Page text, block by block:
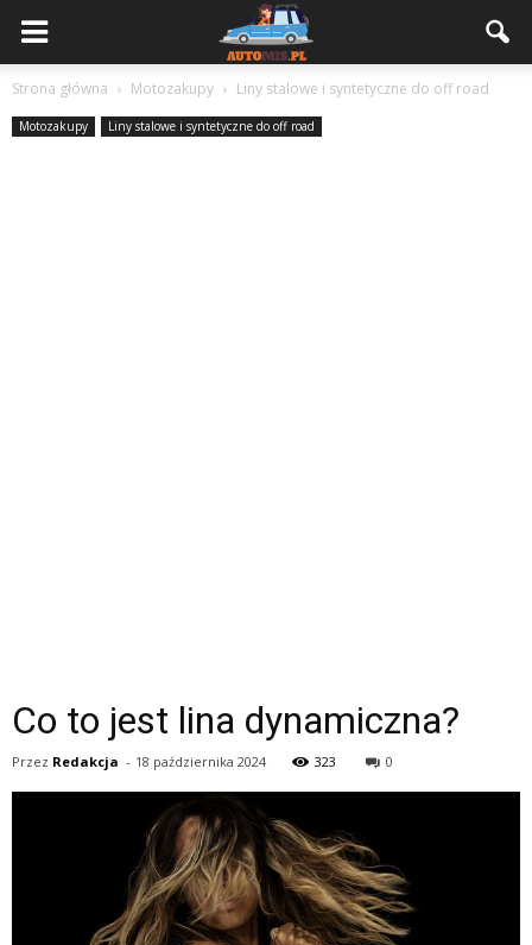
Strona główna Motozakupy Liny stalowe i syntetyczne do off road
Motozakupy Liny stalowe i syntetyczne do off road
Co to jest lina dynamiczna?
Przez Redakcja - 18 października 2024 323 0